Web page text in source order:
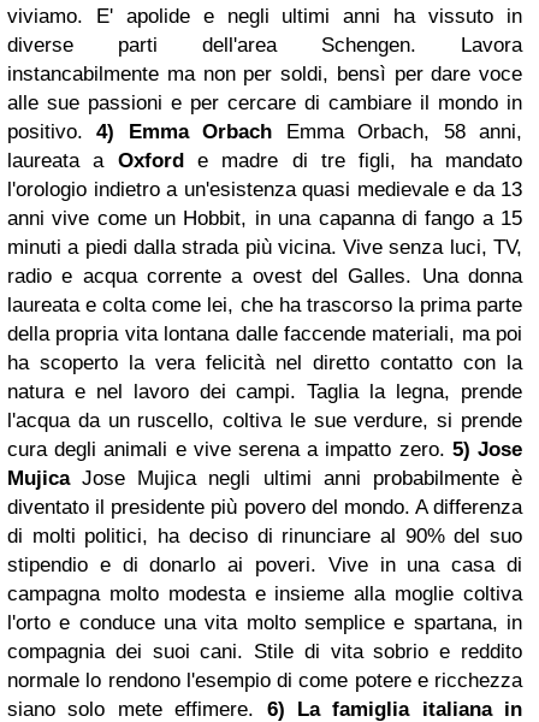
viviamo. E' apolide e negli ultimi anni ha vissuto in
diverse parti dell'area Schengen. Lavora
instancabilmente ma non per soldi, bensì per dare voce
alle sue passioni e per cercare di cambiare il mondo in
positivo.
4) Emma Orbach
Emma Orbach, 58 anni,
laureata a Oxforde madre di tre figli, ha mandato
l'orologio indietro a un'esistenza quasi medievale e da 13
anni vive come un Hobbit, in una capanna di fango a 15
minuti a piedi dalla strada più vicina. Vive senza luci, TV,
radio e acqua corrente a ovest del Galles. Una donna
laureata e colta come lei, che ha trascorso la prima parte
della propria vita lontana dalle faccende materiali, ma poi
ha scoperto la vera felicità nel diretto contatto con la
natura e nel lavoro dei campi. Taglia la legna, prende
l'acqua da un ruscello, coltiva le sue verdure, si prende
cura degli animali e vive serena a impatto zero. 5) Jose
Mujica Jose Mujica negli ultimi anni probabilmente è
diventato il presidente più povero del mondo. A differenza
di molti politici, ha deciso di rinunciare al 90% del suo
stipendio e di donarlo ai poveri. Vive in una casa di
campagna molto modesta e insieme alla moglie coltiva
l'orto e conduce una vita molto semplice e spartana, in
compagnia dei suoi cani. Stile di vita sobrio e reddito
normale lo rendono l'esempio di come potere e ricchezza
siano solo mete effimere.
6) La famigliaitaliana in